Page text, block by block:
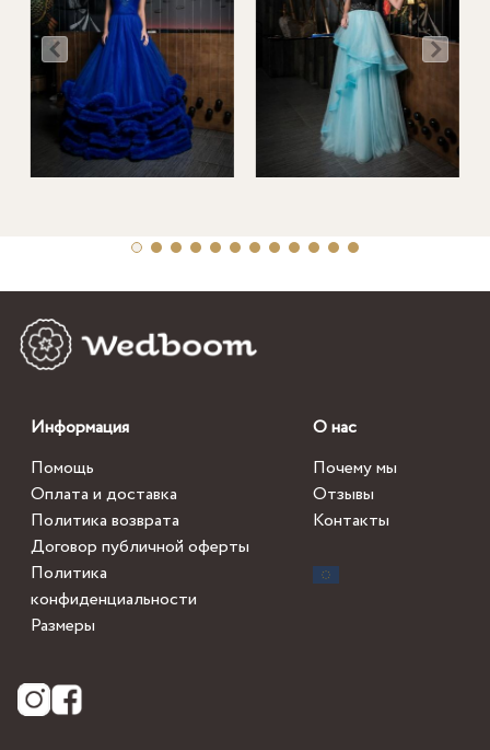
Информация
Помощь
Оплата и доставка
Политика возврата
Договор публичной оферты
Политика
конфиденциальности
Размеры
О нас
Почему мы
Отзывы
Контакты